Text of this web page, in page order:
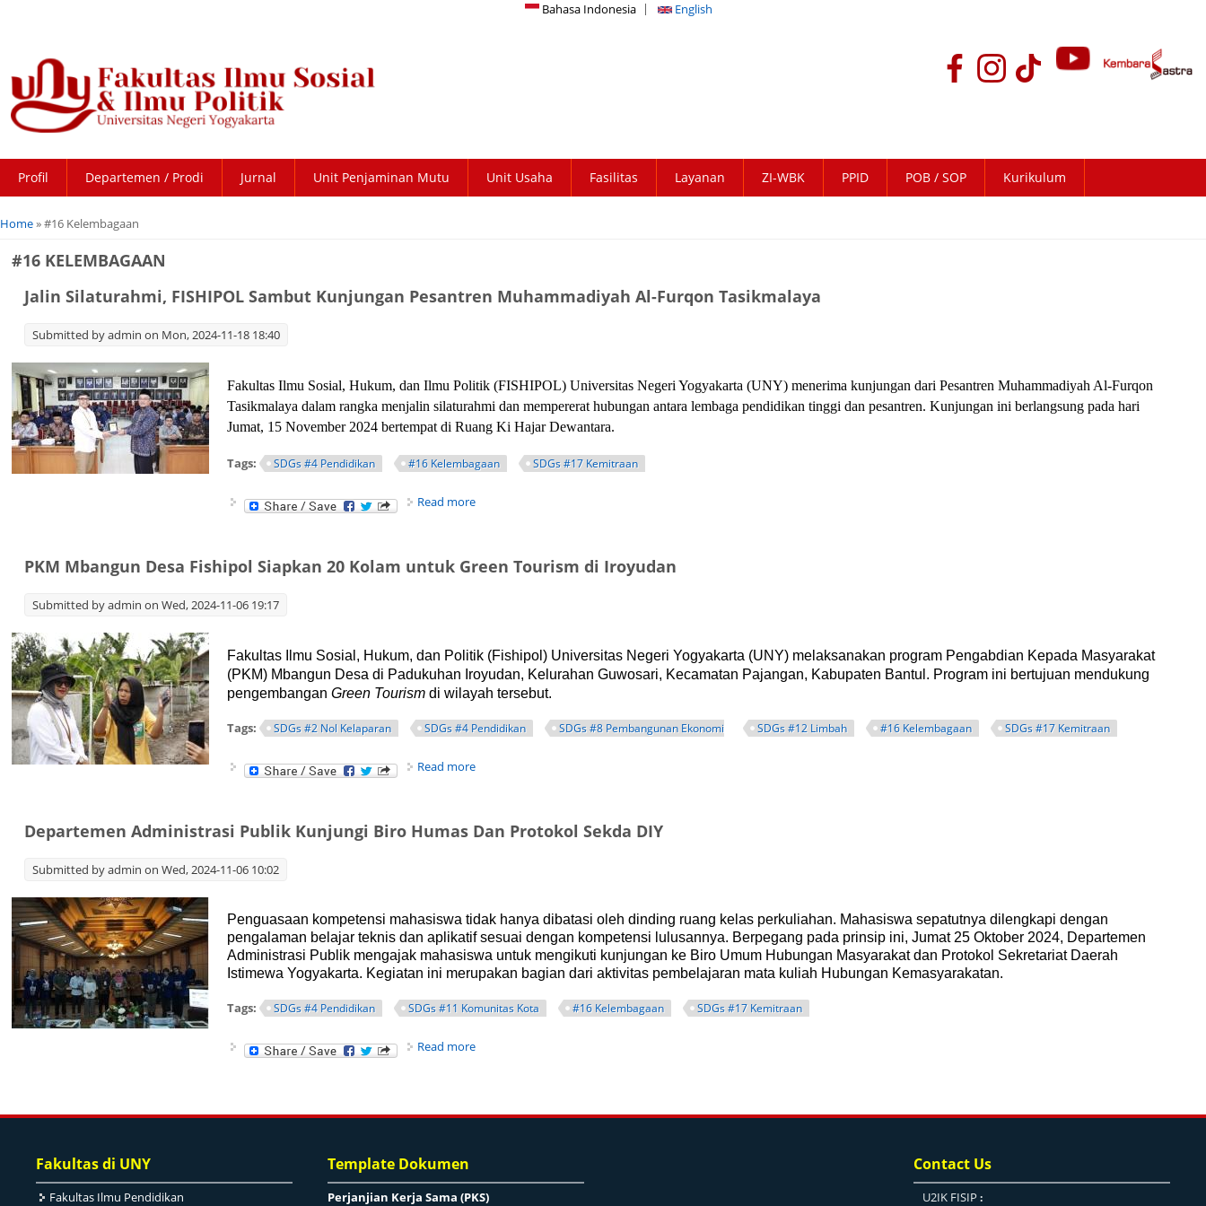
Bahasa Indonesia English
Profil Departemen / Prodi Jurnal Unit Penjaminan Mutu Unit Usaha Fasilitas Layanan ZI-WBK PPID POB / SOP Kurikulum
You are here
Home» #16 Kelembagaan
#16 KELEMBAGAAN
Jalin Silaturahmi, FISHIPOL Sambut Kunjungan Pesantren Muhammadiyah Al-Furqon Tasikmalaya
Submitted byadmin on Mon, 2024-11-18 18:40
Fakultas Ilmu Sosial, Hukum, dan Ilmu Politik (FISHIPOL) Universitas Negeri Yogyakarta (UNY) menerima kunjungan dari Pesantren Muhammadiyah Al-Furqon
Tasikmalaya dalam rangka menjalin silaturahmi dan mempererat hubungan antara lembaga pendidikan tinggi dan pesantren. Kunjungan ini berlangsung pada hari
Jumat, 15 November 2024 bertempat di Ruang Ki Hajar Dewantara.
Tags: SDGs #4 Pendidikan #16 Kelembagaan SDGs #17 Kemitraan
Read more
PKM Mbangun Desa Fishipol Siapkan 20 Kolam untuk Green Tourism di Iroyudan
Submitted byadmin on Wed, 2024-11-06 19:17
Fakultas Ilmu Sosial, Hukum, dan Politik (Fishipol) Universitas Negeri Yogyakarta (UNY) melaksanakan program Pengabdian Kepada Masyarakat
(PKM) Mbangun Desa di Padukuhan Iroyudan, Kelurahan Guwosari, Kecamatan Pajangan, Kabupaten Bantul. Program ini bertujuan mendukung
pengembanganGreen Tourism di wilayah tersebut.
Tags: SDGs #2 Nol Kelaparan SDGs #4 Pendidikan SDGs #8 Pembangunan Ekonomi SDGs #12 Limbah #16 Kelembagaan SDGs #17 Kemitraan
Read more
Departemen Administrasi Publik Kunjungi Biro Humas Dan Protokol Sekda DIY
Submitted byadmin on Wed, 2024-11-06 10:02
Penguasaan kompetensi mahasiswa tidak hanya dibatasi oleh dinding ruang kelas perkuliahan. Mahasiswa sepatutnya dilengkapi dengan
pengalaman belajar teknis dan aplikatif sesuai dengan kompetensi lulusannya. Berpegang pada prinsip ini, Jumat 25 Oktober 2024, Departemen
Administrasi Publik mengajak mahasiswa untuk mengikuti kunjungan ke Biro Umum Hubungan Masyarakat dan Protokol Sekretariat Daerah
Istimewa Yogyakarta. Kegiatan ini merupakan bagian dari aktivitas pembelajaran mata kuliah Hubungan Kemasyarakatan.
Tags: SDGs #4 Pendidikan SDGs #11 Komunitas Kota #16 Kelembagaan SDGs #17 Kemitraan
Read more
Fakultas di UNY
Fakultas Ilmu Pendidikan
Template Dokumen
Perjanjian Kerja Sama (PKS)
Contact Us
U2IK FISIP :